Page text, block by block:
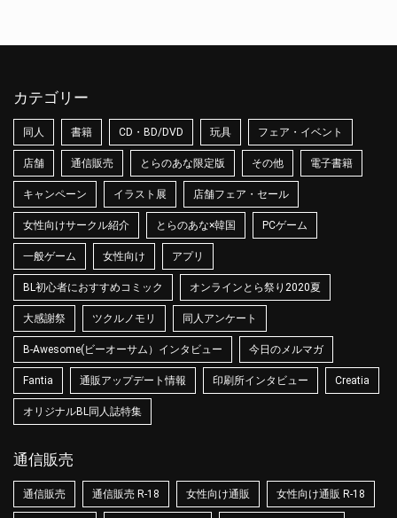
カテゴリー
同人 書籍 CD・BD/DVD 玩具 フェア・イベント
店舗 通信販売 とらのあな限定版 その他 電子書籍
キャンペーン イラスト展 店舗フェア・セール
女性向けサークル紹介 とらのあな×韓国 PCゲーム
一般ゲーム 女性向け アプリ
BL初心者におすすめコミック オンラインとら祭り2020夏
大感謝祭 ツクルノモリ 同人アンケート
B-Awesome(ビーオーサム）インタビュー 今日のメルマガ
Fantia 通販アップデート情報 印刷所インタビュー Creatia
オリジナルBL同人誌特集
通信販売
通信販売 通信販売 R-18 女性向け通販 女性向け通販 R-18